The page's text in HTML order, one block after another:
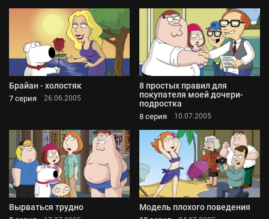
Брайан - холостяк
7 серия 26.06.2005
8 простых правил для
покупателя моей дочери-
подростка
8 серия 10.07.2005
Вырваться трудно Модель плохого поведения